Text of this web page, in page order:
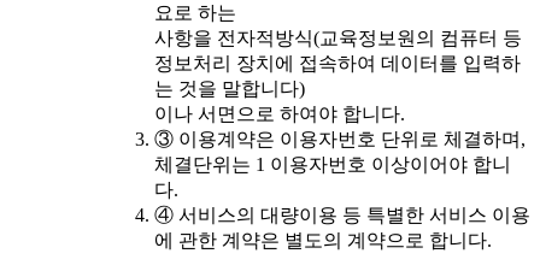
요로 하는
사항을 전자적방식(교육정보원의 컴퓨터 등
정보처리 장치에 접속하여 데이터를 입력하
는 것을 말합니다)
이나 서면으로 하여야 합니다.
③ 이용계약은 이용자번호 단위로 체결하며,
체결단위는 1 이용자번호 이상이어야 합니
다.
④ 서비스의 대량이용 등 특별한 서비스 이용
에 관한 계약은 별도의 계약으로 합니다.